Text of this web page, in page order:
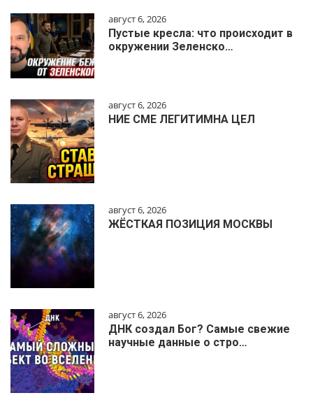
август 6, 2026
Пустые кресла: что происходит в
окружении Зеленско…
август 6, 2026
НИЕ СМЕ ЛЕГИТИМНА ЦЕЛ
август 6, 2026
ЖЁСТКАЯ ПОЗИЦИЯ МОСКВЫ
август 6, 2026
ДНК создал Бог? Самые свежие
научные данные о стро…